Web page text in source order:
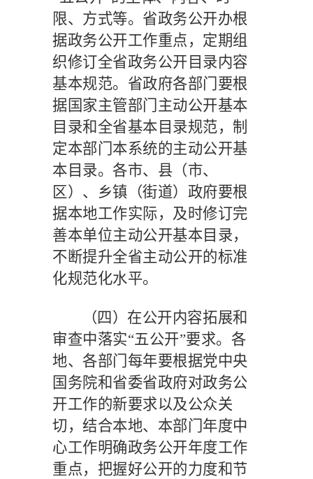
限、方式等。省政务公开办根
据政务公开工作重点，定期组
织修订全省政务公开目录内容
基本规范。省政府各部门要根
据国家主管部门主动公开基本
目录和全省基本目录规范，制
定本部门本系统的主动公开基
本目录。各市、县（市、
区）、乡镇（街道）政府要根
据本地工作实际，及时修订完
善本单位主动公开基本目录，
不断提升全省主动公开的标准
化规范化水平。
（四）在公开内容拓展和
审查中落实“五公开”要求。各
地、各部门每年要根据党中央
国务院和省委省政府对政务公
开工作的新要求以及公众关
切，结合本地、本部门年度中
心工作明确政务公开年度工作
重点，把握好公开的力度和节